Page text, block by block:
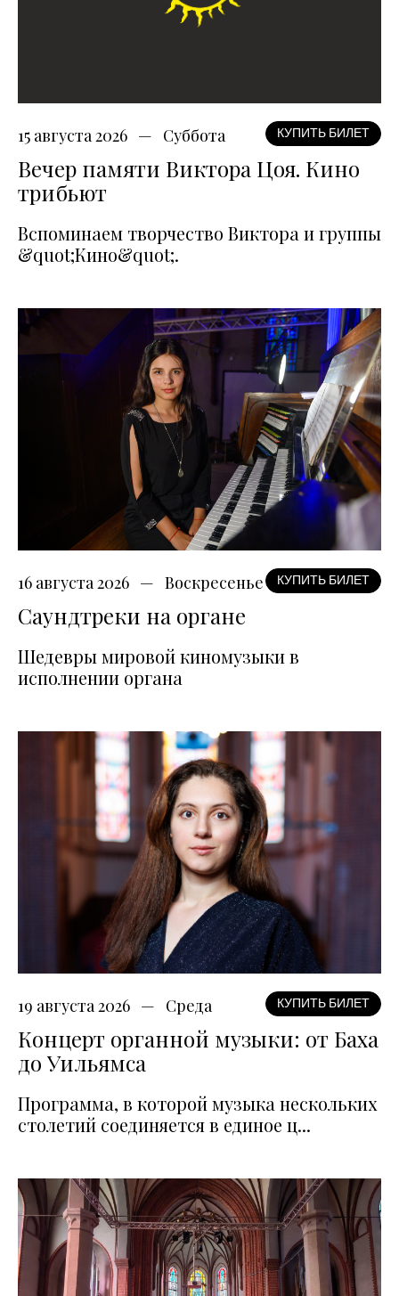
15 августа 2026 Суббота КУПИТЬ БИЛЕТ
Вечер памяти Виктора Цоя. Кино
трибьют
Вспоминаем творчество Виктора и группы
&quot;Кино&quot;.
16 августа 2026 Воскресенье КУПИТЬ БИЛЕТ
Саундтреки на органе
Шедевры мировой киномузыки в
исполнении органа
19 августа 2026 Среда КУПИТЬ БИЛЕТ
Концерт органной музыки: от Баха
до Уильямса
Программа, в которой музыка нескольких
столетий соединяется в единое ц...